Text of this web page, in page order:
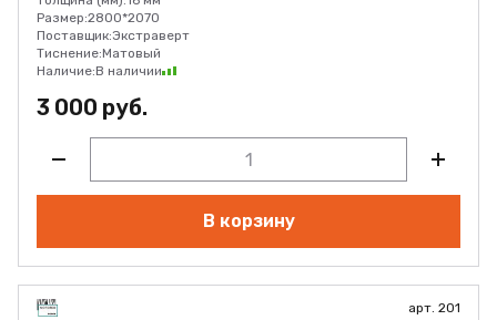
Размер:2800*2070
Поставщик:Экстраверт
Тиснение:Матовый
Наличие:В наличии
3 000 руб.
В корзину
арт. 201